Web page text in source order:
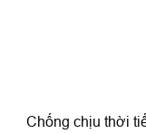
Chống chịu thời